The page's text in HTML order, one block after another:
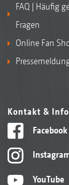
FAQ | Häufig
Fragen
Online Fan
Kontakt &
Facebook
YouTube